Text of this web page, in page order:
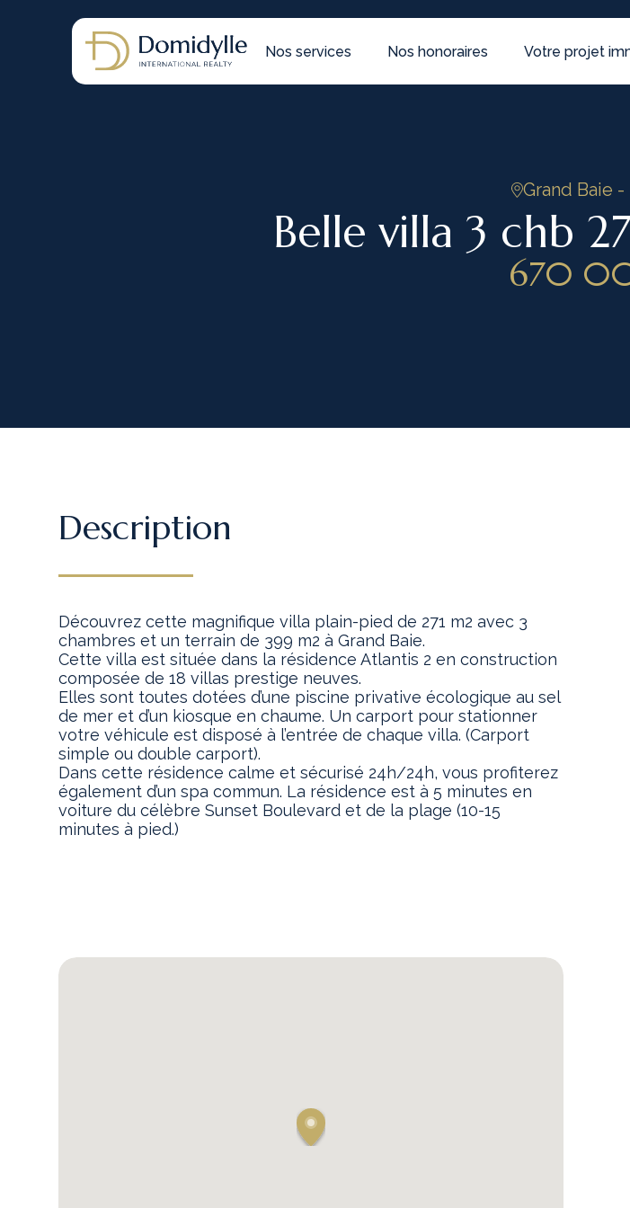
Nos services Nos honoraires Votre projet
Grand Baie
Belle villa 3 chb
670
Description
Découvrez cette magnifique villa plain-pied de 271 m2 avec 3
chambres et un terrain de 399 m2 à Grand Baie.
Cette villa est située dans la résidence Atlantis 2 en construction
composée de 18 villas prestige neuves.
Elles sont toutes dotées d’une piscine privative écologique au sel
de mer et d’un kiosque en chaume. Un carport pour stationner
votre véhicule est disposé à l’entrée de chaque villa. (Carport
simple ou double carport).
Dans cette résidence calme et sécurisé 24h/24h, vous profiterez
également d’un spa commun. La résidence est à 5 minutes en
voiture du célèbre Sunset Boulevard et de la plage (10-15
minutes à pied.)